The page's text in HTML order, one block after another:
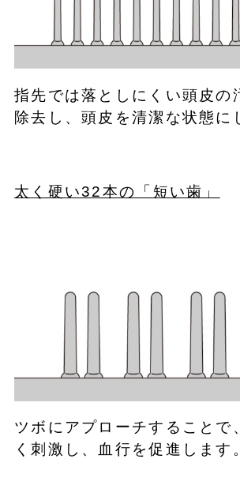
指先では落としにくい頭皮の
除去し、頭皮を清潔な状態に
太く硬い32本の「短い歯」
ツボにアプローチすることで
く刺激し、血行を促進します